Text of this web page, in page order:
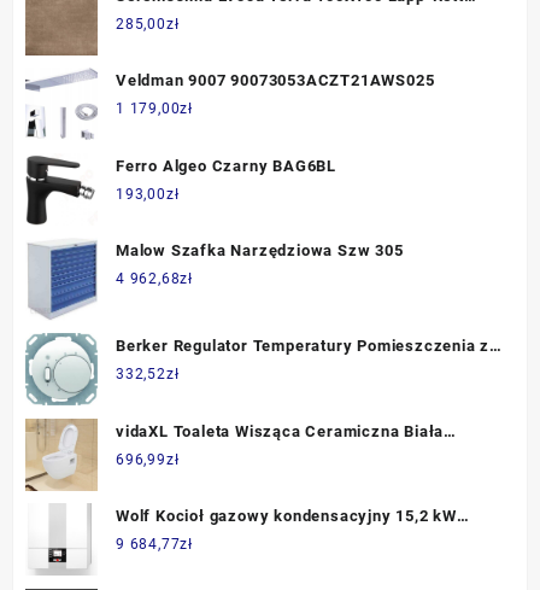
1064913 Płytka Gresowa
285,00zł
Veldman 9007 90073053ACZT21AWS025
1 179,00zł
Ferro Algeo Czarny BAG6BL
193,00zł
Malow Szafka Narzędziowa Szw 305
4 962,68zł
Berker Regulator Temperatury Pomieszczenia ze
Stykiem zwiernym R.1/R.3 Biały Połysk
332,52zł
vidaXL Toaleta Wisząca Ceramiczna Biała
143022
696,99zł
Wolf Kocioł gazowy kondensacyjny 15,2 kW
Wolf-TG CGB-2-14 jednofunkcyjny
9 684,77zł